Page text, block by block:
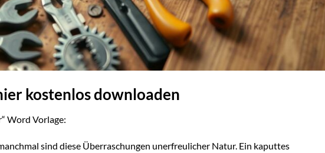
kostenlos downloaden
Word Vorlage:
sind diese Überraschungen unerfreulicher Natur. Ein kaputtes